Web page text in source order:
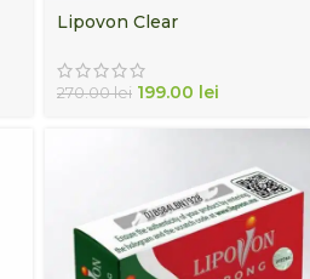
Lipovon Clear
270.00lei 199.00 lei